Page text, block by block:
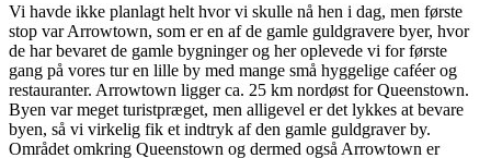
Vi havde ikke planlagt helt hvor vi skulle nå hen i dag, men første
stop var Arrowtown, som er en af de gamle guldgravere byer, hvor
de har bevaret de gamle bygninger og her oplevede vi for første
gang på vores tur en lille by med mange små hyggelige caféer og
restauranter. Arrowtown ligger ca. 25 km nordøst for Queenstown.
Byen var meget turistpræget, men alligevel er det lykkes at bevare
byen, så vi virkelig fik et indtryk af den gamle guldgraver by.
Området omkring Queenstown og dermed også Arrowtown er